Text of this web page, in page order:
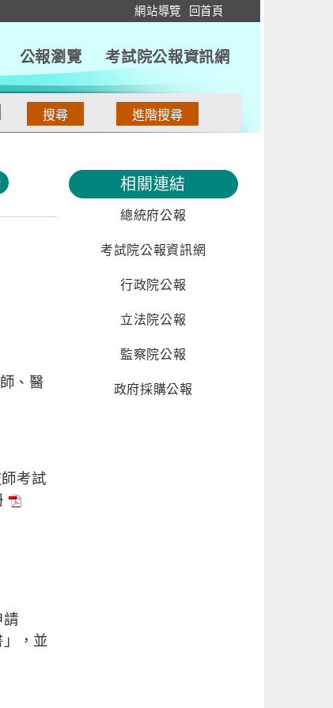
:::
網站導覽 回首頁
公報瀏覽 考試院公報資訊網
、醫
考試
請
，並
相關連結
總統府公報
考試院公報資訊網
行政院公報
立法院公報
監察院公報
政府採購公報